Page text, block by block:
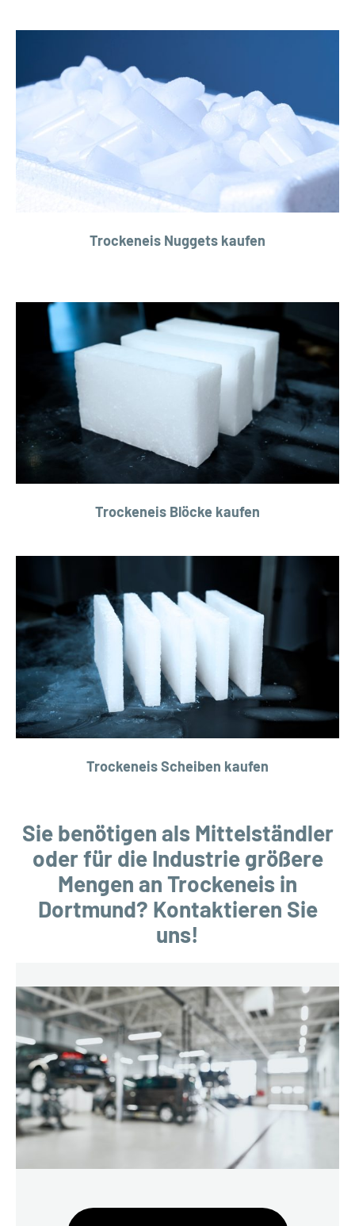
Trockeneis Nuggets kaufen
Trockeneis Blöcke kaufen
Trockeneis Scheiben kaufen
Sie benötigen als Mittelständler
oder für die Industrie größere
Mengen an Trockeneis in
Dortmund? Kontaktieren Sie
uns!